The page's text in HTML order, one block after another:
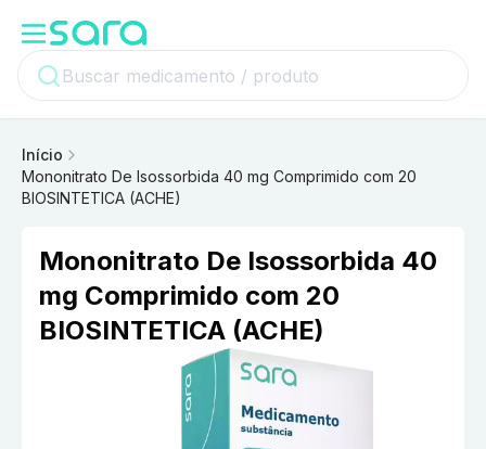
Início
Mononitrato De Isossorbida 40 mg Comprimido com 20
BIOSINTETICA (ACHE)
Mononitrato De Isossorbida 40
mg Comprimido com 20
BIOSINTETICA (ACHE)